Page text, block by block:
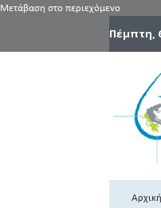
Μετάβαση στο περιεχόμενο
Πέμπτη,
Αρχική